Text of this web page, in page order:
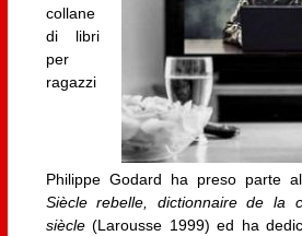
collane
di libri
per
ragazzi
Philippe Godard ha preso parte
Siècle rebelle, dictionnaire de la
siècle(Larousse 1999) ed ha